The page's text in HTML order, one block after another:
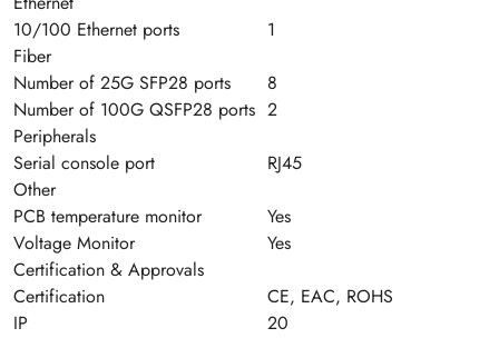
10/100 Ethernet ports
1
Fiber
Number of 25G SFP28 ports
8
Number of 100G QSFP28 ports 2
Peripherals
Serial console port
RJ45
Other
PCB temperature monitor
Yes
Voltage Monitor
Yes
Certification & Approvals
Certification
CE, EAC, ROHS
IP
20